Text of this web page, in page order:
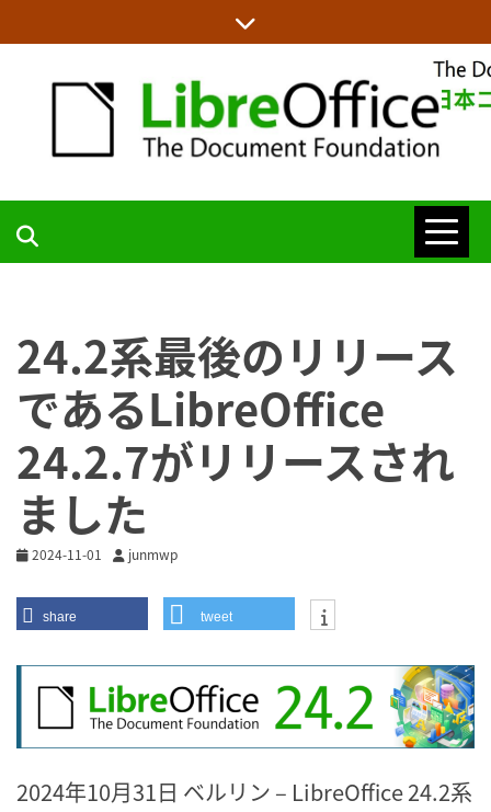
to
content
LIBREOFFICE
BLOG
24.2系最後のリリース
であるLibreOffice
24.2.7がリリースされ
ました
2024-11-01 junmwp
share tweet
2024年10月31日 ベルリン – LibreOffice 24.2系